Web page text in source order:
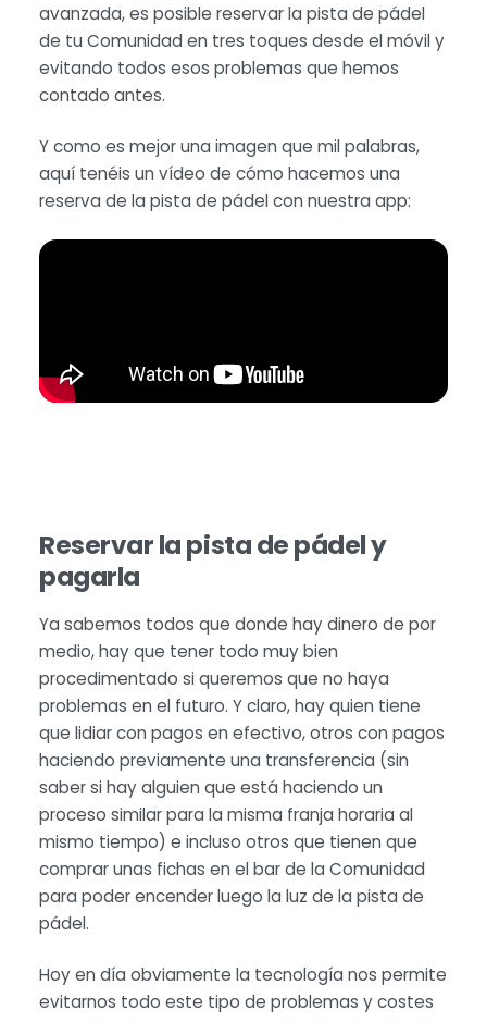
avanzada, es posible reservar la pista de pádel
de tu Comunidad en tres toques desde el móvil y
evitando todos esos problemas que hemos
contado antes.
Y como es mejor una imagen que mil palabras,
aquí tenéis un vídeo de cómo hacemos una
reserva de la pista de pádel con nuestra app:
Reservar la pista de pádel y
pagarla
Ya sabemos todos que donde hay dinero de por
medio, hay que tener todo muy bien
procedimentado si queremos que no haya
problemas en el futuro. Y claro, hay quien tiene
que lidiar con pagos en efectivo, otros con pagos
haciendo previamente una transferencia (sin
saber si hay alguien que está haciendo un
proceso similar para la misma franja horaria al
mismo tiempo) e incluso otros que tienen que
comprar unas fichas en el bar de la Comunidad
para poder encender luego la luz de la pista de
pádel.
Hoy en día obviamente la tecnología nos permite
evitarnos todo este tipo de problemas y costes